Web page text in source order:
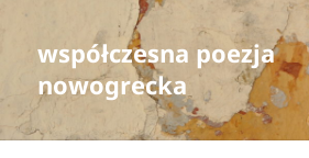
współczesna poezja
nowogrecka